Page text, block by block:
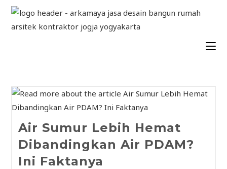
Air Sumur Lebih Hemat
Dibandingkan Air PDAM?
Ini Faktanya